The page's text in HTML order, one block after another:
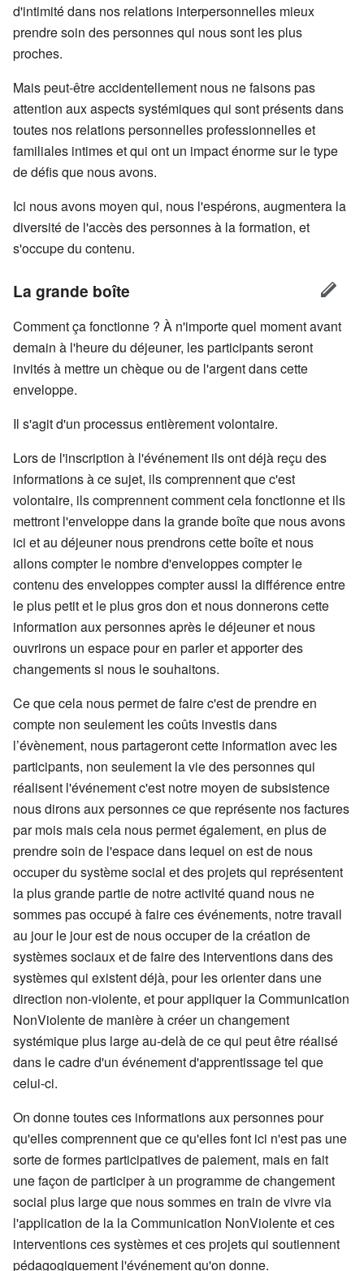
d'intimité dans nos relations interpersonnelles mieux
prendre soin des personnes qui nous sont les plus
proches.
Mais peut-être accidentellement nous ne faisons pas
attention aux aspects systémiques qui sont présents dans
toutes nos relations personnelles professionnelles et
familiales intimes et qui ont un impact énorme sur le type
de défis que nous avons.
Ici nous avons moyen qui, nous l'espérons, augmentera la
diversité de l'accès des personnes à la formation, et
s'occupe du contenu.
La grande boîte
Comment ça fonctionne ? À n'importe quel moment avant
demain à l'heure du déjeuner, les participants seront
invités à mettre un chèque ou de l'argent dans cette
enveloppe.
Il s'agit d'un processus entièrement volontaire.
Lors de l'inscription à l'événement ils ont déjà reçu des
informations à ce sujet, ils comprennent que c'est
volontaire, ils comprennent comment cela fonctionne et ils
mettront l'enveloppe dans la grande boîte que nous avons
ici et au déjeuner nous prendrons cette boîte et nous
allons compter le nombre d'enveloppes compter le
contenu des enveloppes compter aussi la différence entre
le plus petit et le plus gros don et nous donnerons cette
information aux personnes après le déjeuner et nous
ouvrirons un espace pour en parler et apporter des
changements si nous le souhaitons.
Ce que cela nous permet de faire c'est de prendre en
compte non seulement les coûts investis dans
l’évènement, nous partageront cette information avec les
participants, non seulement la vie des personnes qui
réalisent l'événement c'est notre moyen de subsistence
nous dirons aux personnes ce que représente nos factures
par mois mais cela nous permet également, en plus de
prendre soin de l'espace dans lequel on est de nous
occuper du système social et des projets qui représentent
la plus grande partie de notre activité quand nous ne
sommes pas occupé à faire ces événements, notre travail
au jour le jour est de nous occuper de la création de
systèmes sociaux et de faire des interventions dans des
systèmes qui existent déjà, pour les orienter dans une
direction non-violente, et pour appliquer la Communication
NonViolente de manière à créer un changement
systémique plus large au-delà de ce qui peut être réalisé
dans le cadre d'un événement d'apprentissage tel que
celui-ci.
On donne toutes ces informations aux personnes pour
qu'elles comprennent que ce qu'elles font ici n'est pas une
sorte de formes participatives de paiement, mais en fait
une façon de participer à un programme de changement
social plus large que nous sommes en train de vivre via
l'application de la la Communication NonViolente et ces
interventions ces systèmes et ces projets qui soutiennent
pédagogiquement l'événement qu'on donne.